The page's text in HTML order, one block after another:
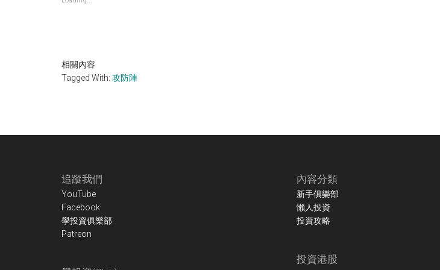
相關內容
Tagged With: 攻防陣
追蹤我們
YouTube
Facebook
學投資俱樂部
Patreon
內容分類
新手俱樂部
懶人投資
投資攻略
投資港股